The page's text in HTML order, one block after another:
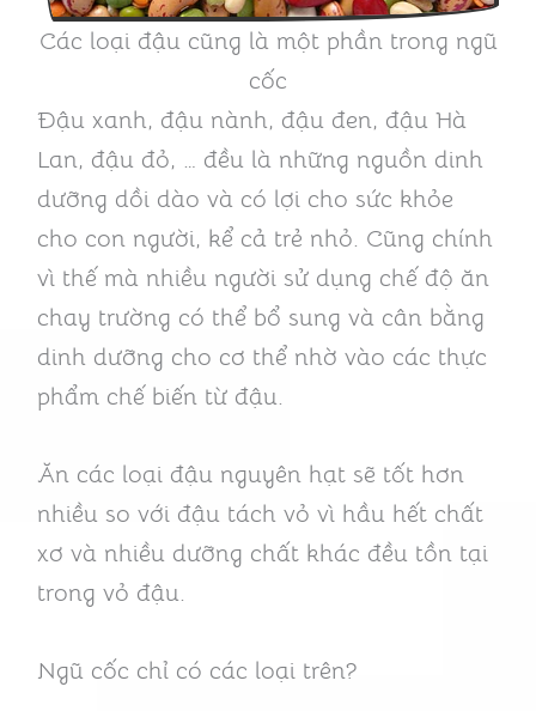
Các loại đậu cũng là một phần trong ngũ
cốc
Đậu xanh, đậu nành, đậu đen, đậu Hà
Lan, đậu đỏ, … đều là những nguồn dinh
dưỡng dồi dào và có lợi cho sức khỏe
cho con người, kể cả trẻ nhỏ. Cũng chính
vì thế mà nhiều người sử dụng chế độ ăn
chay trường có thể bổ sung và cân bằng
dinh dưỡng cho cơ thể nhờ vào các thực
phẩm chế biến từ đậu.
Ăn các loại đậu nguyên hạt sẽ tốt hơn
nhiều so với đậu tách vỏ vì hầu hết chất
xơ và nhiều dưỡng chất khác đều tồn tại
trong vỏ đậu.
Ngũ cốc chỉ có các loại trên?